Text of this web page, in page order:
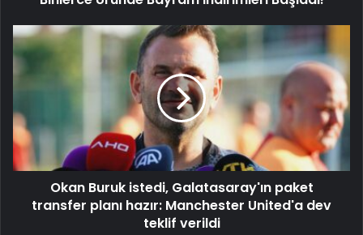
Okan Buruk istedi, Galatasaray'ın paket
transfer planı hazır: Manchester United'a dev
teklif verildi